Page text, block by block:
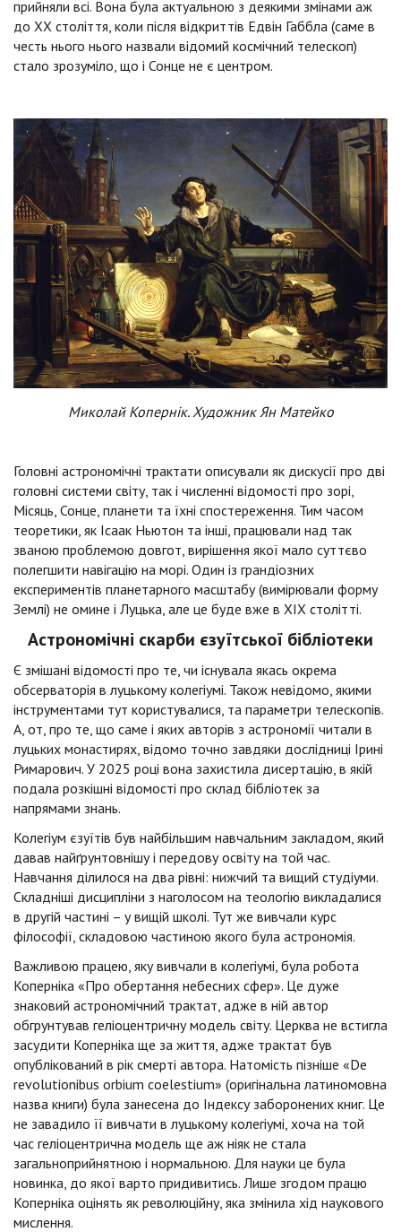
прийняли всі. Вона була актуальною з деякими змінами аж
до ХХ століття, коли після відкриттів Едвін Габбла (саме в
честь нього нього назвали відомий космічний телескоп)
стало зрозуміло, що і Сонце не є центром.
Миколай Копернік. Художник Ян Матейко
Головні астрономічні трактати описували як дискусії про дві
головні системи світу, так і численні відомості про зорі,
Місяць, Сонце, планети та їхні спостереження. Тим часом
теоретики, як Ісаак Ньютон та інші, працювали над так
званою проблемою довгот, вирішення якої мало суттєво
полегшити навігацію на морі. Один із грандіозних
експериментів планетарного масштабу (вимірювали форму
Землі) не омине і Луцька, але це буде вже в ХІХ столітті.
Астрономічні скарби єзуїтської бібліотеки
Є змішані відомості про те, чи існувала якась окрема
обсерваторія в луцькому колегіумі. Також невідомо, якими
інструментами тут користувалися, та параметри телескопів.
А, от, про те, що саме і яких авторів з астрономії читали в
луцьких монастирях, відомо точно завдяки дослідниці Ірині
Римарович. У 2025 році вона захистила дисертацію, в якій
подала розкішні відомості про склад бібліотек за
напрямами знань.
Колегіум єзуїтів був найбільшим навчальним закладом, який
давав найґрунтовнішу і передову освіту на той час.
Навчання ділилося на два рівні: нижчий та вищий студіуми.
Складніші дисципліни з наголосом на теологію викладалися
в другій частині – у вищій школі. Тут же вивчали курс
філософії, складовою частиною якого була астрономія.
Важливою працею, яку вивчали в колегіумі, була робота
Коперніка «Про обертання небесних сфер». Це дуже
знаковий астрономічний трактат, адже в ній автор
обгрунтував геліоцентричну модель світу. Церква не встигла
засудити Коперніка ще за життя, адже трактат був
опублікований в рік смерті автора. Натомість пізніше «De
revolutionibus orbium coelestium» (оригінальна латиномовна
назва книги) була занесена до Індексу заборонених книг. Це
не завадило її вивчати в луцькому колегіумі, хоча на той
час геліоцентрична модель ще аж ніяк не стала
загальноприйнятною і нормальною. Для науки це була
новинка, до якої варто придивитись. Лише згодом працю
Коперніка оцінять як революційну, яка змінила хід наукового
мислення.